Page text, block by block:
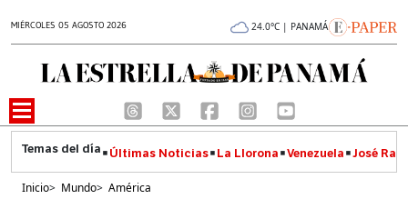
MIÉRCOLES 05 AGOSTO 2026 24.0°C | PANAMÁ
Últimas Noticias La Llorona Venezuela José
Inicio> Mundo> América